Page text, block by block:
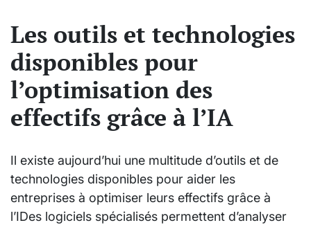
Les outils et technologies
disponibles pour
l’optimisation des
effectifs grâce à l’IA
Il existe aujourd’hui une multitude d’outils et de
technologies disponibles pour aider les
entreprises à optimiser leurs effectifs grâce à
l’IDes logiciels spécialisés permettent d’analyser